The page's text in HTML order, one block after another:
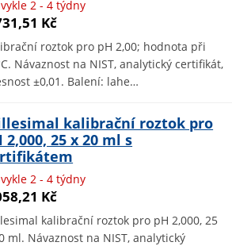
2 - 4 týdny
Kč
roztok pro pH 2,00; hodnota při
Návaznost na NIST, analytický certifikát,
±0,01. Balení: lahe…
kalibrační roztok pro
2,000, 25 x 20 ml s
2 - 4 týdny
Kč
kalibrační roztok pro pH 2,000, 25
ml. Návaznost na NIST, analytický